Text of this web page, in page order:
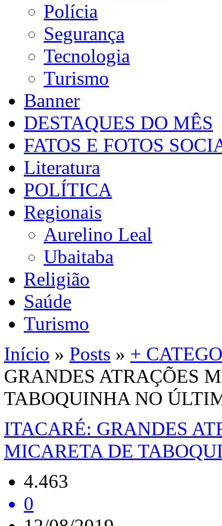
Polícia
Segurança
Tecnologia
Turismo
Banner
DESTAQUES DO MÊS
FATOS E FOTOS
Literatura
POLÍTICA
Regionais
Aurelino Leal
Ubaitaba
Religião
Saúde
Turismo
Início » Posts » +
GRANDES ATRAÇÕES
TABOQUINHA NO
ITACARÉ: GRANDES
MICARETA DE
4.463
0